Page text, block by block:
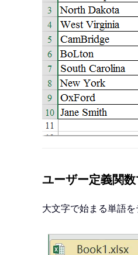
ユーザー定義関
大文字で始まる単語